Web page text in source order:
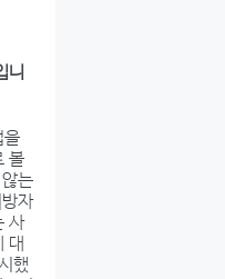
니
을
볼
는
자
사
대
했